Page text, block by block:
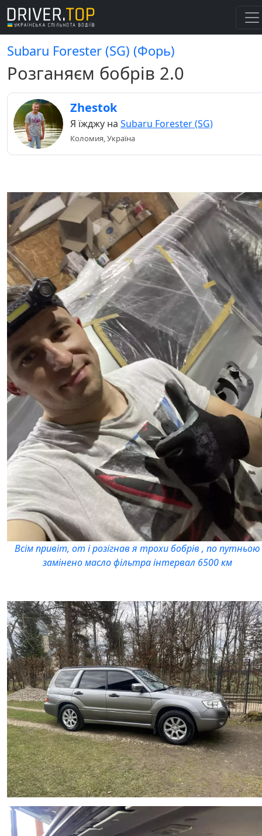
Subaru Forester (SG) (Форь)
Розганяєм бобрів 2.0
Zhestok
Я їжджу на Subaru Forester (SG)
Коломия, Україна
Всім привіт, от і розігнав я трохи бобрів , по путньою
замінено масло фільтра інтервал 6500 км